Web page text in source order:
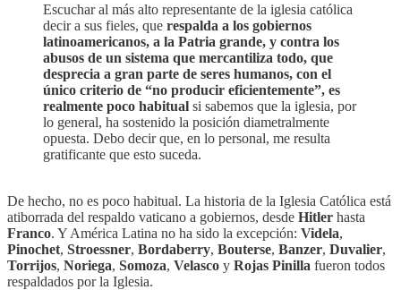
Escuchar al más alto representante de la iglesia católica
decir a sus fieles, que respalda a los gobiernos
latinoamericanos, a la Patria grande, y contra los
abusos de un sistema que mercantiliza todo, que
desprecia a gran parte de seres humanos, con el
único criterio de “no producir eficientemente”, es
realmente poco habitual si sabemos que la iglesia, por
lo general, ha sostenido la posición diametralmente
opuesta. Debo decir que, en lo personal, me resulta
gratificante que esto suceda.
De hecho, no es poco habitual. La historia de la Iglesia Católica está
atiborrada del respaldo vaticano a gobiernos, desde Hitler hasta
Franco. Y América Latina no ha sido la excepción: Videla,
Pinochet, Stroessner, Bordaberry, Bouterse, Banzer, Duvalier,
Torrijos, Noriega, Somoza, Velasco y Rojas Pinilla fueron todos
respaldados por la Iglesia.